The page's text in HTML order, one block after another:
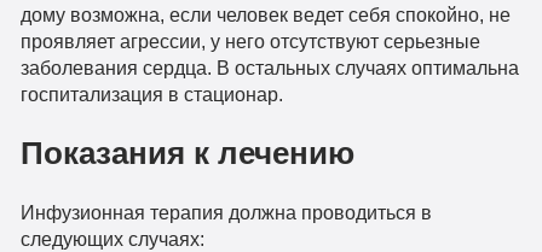
дому возможна, если человек ведет себя спокойно, не
проявляет агрессии, у него отсутствуют серьезные
заболевания сердца. В остальных случаях оптимальна
госпитализация в стационар.
Показания к лечению
Инфузионная терапия должна проводиться в
следующих случаях: